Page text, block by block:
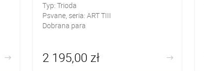
Typ: Trioda
Psvane, seria: ART TIII
Dobrana para
2 195,00 zł